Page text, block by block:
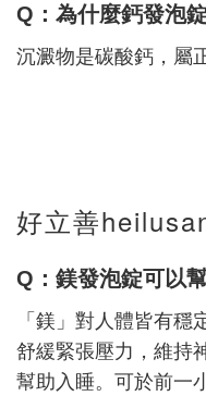
Q ：為什麼鈣發泡
沉澱物是碳酸鈣，屬
好立善
Q ：鎂發泡錠可以
「鎂」對人體皆有穩
舒緩緊張壓力，維持
幫助入睡。可於前一